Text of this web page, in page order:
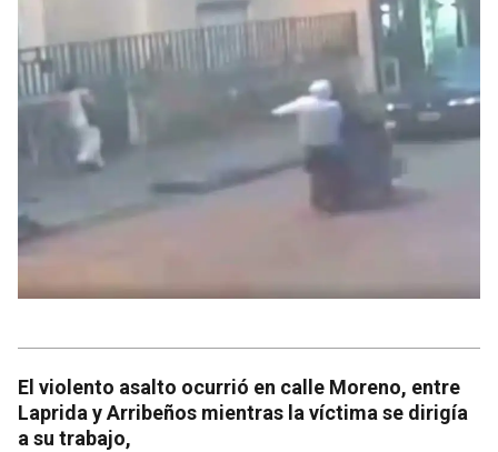
El violento asalto ocurrió en calle Moreno, entre
Laprida y Arribeños mientras la víctima se dirigía
a su trabajo,